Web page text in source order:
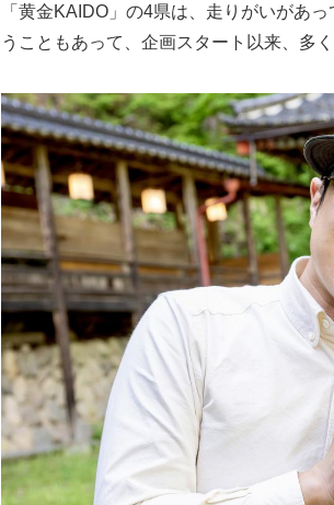
「黄金KAIDO」の4県は、走りがいがあ
うこともあって、企画スタート以来、多